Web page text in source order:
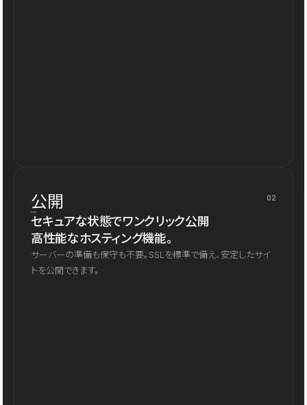
公開 02
セキュアな状態でワンクリック公開
高性能なホスティング機能。
サーバーの準備も保守も不要。SSLを標準で備え、安定したサイ
トを公開できます。